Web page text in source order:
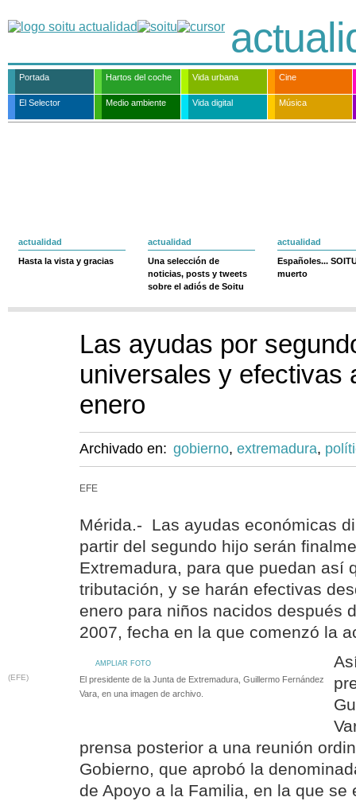
Portada Hartos del coche Vida urbana Cine
El Selector Medio ambiente Vida digital Música
actualidad
Hasta la vista y gracias
actualidad
Una selección de
noticias, posts y tweets
sobre el adiós de Soitu
actualidad
Españoles...
muerto
Las ayudas por
universales y efectivas
enero
Archivado en: gobierno, extremadura,
EFE
Mérida.- Las ayudas económicas
partir del segundo hijo serán
Extremadura, para que puedan así
tributación, y se harán efectivas
enero para niños nacidos después
2007, fecha en la que comenzó la
AMPLIAR FOTO
(EFE)
El presidente de la Junta de Extremadura, Guillermo Fernández
Vara, en una imagen de archivo.
prensa posterior a una reunión
Gobierno, que aprobó la
de Apoyo a la Familia, en la que se